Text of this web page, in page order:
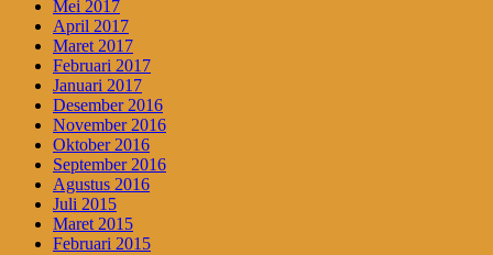
Mei 2017
April 2017
Maret 2017
Februari 2017
Januari 2017
Desember 2016
November 2016
Oktober 2016
September 2016
Agustus 2016
Juli 2015
Maret 2015
Februari 2015